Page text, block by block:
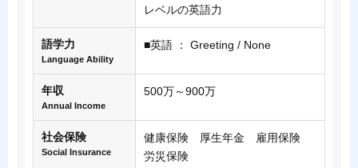
レベルの英語力
語学力
Language Ability
■英語 ： Greeting / None
年収
Annual Income
500万～900万
社会保険
Social Insurance
健康保険 厚生年金 雇用保険
労災保険